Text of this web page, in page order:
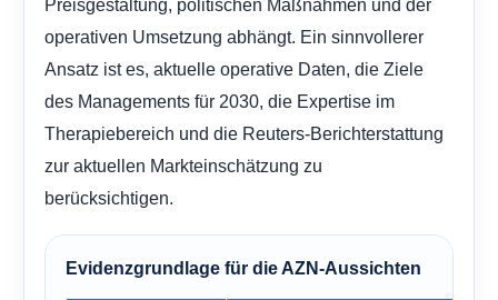
Preisgestaltung, politischen Maßnahmen und der
operativen Umsetzung abhängt. Ein sinnvollerer
Ansatz ist es, aktuelle operative Daten, die Ziele
des Managements für 2030, die Expertise im
Therapiebereich und die Reuters-Berichterstattung
zur aktuellen Markteinschätzung zu
berücksichtigen.
Evidenzgrundlage für die AZN-Aussichten